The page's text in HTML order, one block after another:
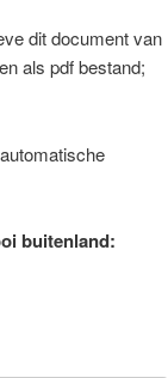
dit document van
als pdf bestand;
buitenland: